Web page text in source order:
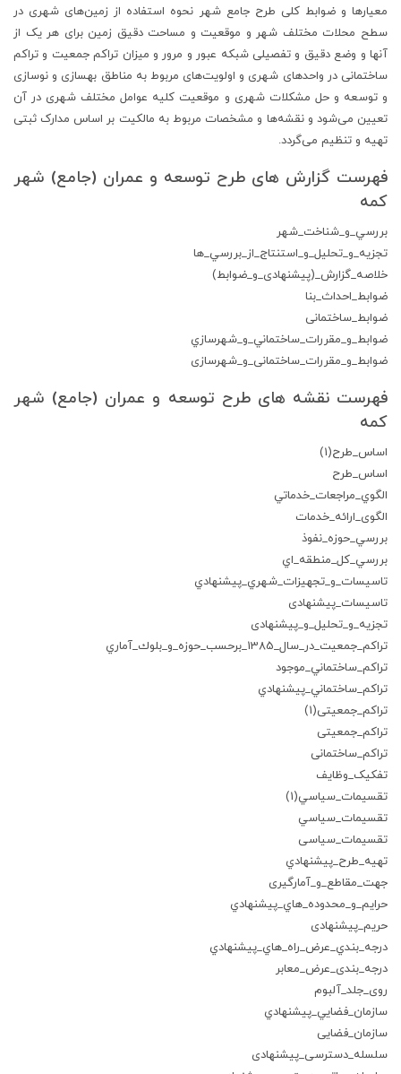
معیارها و ضوابط کلی طرح جامع شهر نحوه استفاده از زمین‌های شهری در
سطح محلات مختلف شهر و موقعیت و مساحت دقیق زمین برای هر یک از
آنها و وضع دقیق و تفصیلی شبکه عبور و مرور و میزان تراکم جمعیت و تراکم
ساختمانی در واحدهای شهری و اولویت‌های مربوط به مناطق بهسازی و نوسازی
و توسعه و حل مشکلات شهری و موقعیت کلیه عوامل مختلف شهری در آن
تعیین می‌شود و نقشه‌ها و مشخصات مربوط به مالکیت بر اساس مدارک ثبتی
تهیه و تنظیم می‌گردد.
فهرست گزارش های طرح توسعه و عمران (جامع) شهر
کمه
بررسي_و_شناخت_شهر
تجزيه_و_تحليل_و_استنتاج_از_بررسي_ها
خلاصه_گزارش_(پیشنهادی_و_ضوابط)
ضوابط_احداث_بنا
ضوابط_ساختمانی
ضوابط_و_مقررات_ساختماني_و_شهرسازي
ضوابط_و_مقررات_ساختمانی_و_شهرسازی
فهرست نقشه های طرح توسعه و عمران (جامع) شهر
کمه
اساس_طرح(1)
اساس_طرح
الگوي_مراجعات_خدماتي
الگوی_ارائه_خدمات
بررسي_حوزه_نفوذ
بررسي_كل_منطقه_اي
تاسيسات_و_تجهيزات_شهري_پيشنهادي
تاسیسات_پیشنهادی
تجزیه_و_تحلیل_و_پیشنهادی
تراكم_جمعيت_در_سال_1385_برحسب_حوزه_و_بلوك_آماري
تراكم_ساختماني_موجود
تراكم_ساختماني_پيشنهادي
تراکم_جمعیتی(1)
تراکم_جمعیتی
تراکم_ساختمانی
تفکیک_وظایف
تقسيمات_سياسي(1)
تقسيمات_سياسي
تقسیمات_سیاسی
تهيه_طرح_پيشنهادي
جهت_مقاطع_و_آمارگیری
حرايم_و_محدوده_هاي_پيشنهادي
حریم_پیشنهادی
درجه_بندي_عرض_راه_هاي_پيشنهادي
درجه_بندی_عرض_معابر
روی_جلد_آلبوم
سازمان_فضايي_پيشنهادي
سازمان_فضایی
سلسله_دسترسی_پیشنهادی